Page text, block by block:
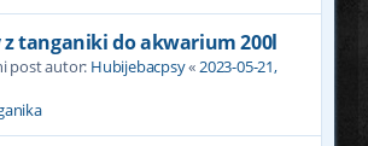
z tanganiki do akwarium 200l
post autor: Hubijebacpsy« 2023-05-21,